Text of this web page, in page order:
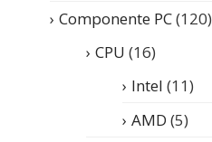
Componente PC(120)
CPU (16)
Intel (11)
AMD (5)